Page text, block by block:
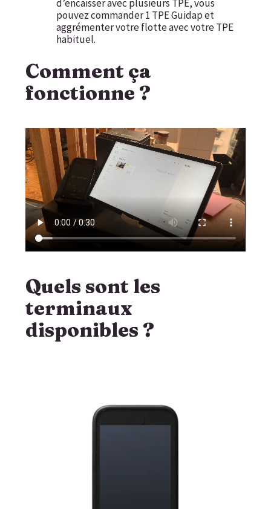
d’encaisser avec plusieurs TPE, vous
pouvez commander 1 TPE Guidap et
aggrémenter votre flotte avec votre TPE
habituel.
Comment ça
fonctionne ?
Quels sont les
terminaux
disponibles ?